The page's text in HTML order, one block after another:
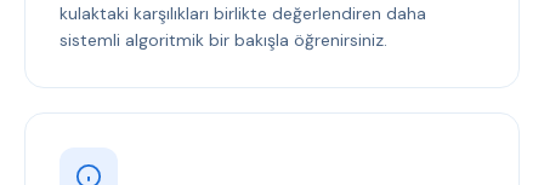
kulaktaki karşılıkları birlikte değerlendiren daha
sistemli algoritmik bir bakışla öğrenirsiniz.